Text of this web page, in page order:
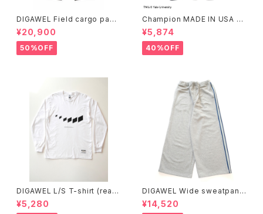
DIGAWEL Field cargo pant
s (garment dye)
¥20,900
50%OFF
Champion MADE IN USA T1
011 SHORT SLEEVE T-SHIR
T
¥5,874
40%OFF
DIGAWEL L/S T-shirt (read
y-made)
¥5,280
DIGAWEL Wide sweatpant
s
¥14,520